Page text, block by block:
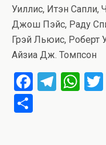
Уиллис, Итэн Сапли,
Джош Пэйс, Раду
Грэй Льюис, Роберт
Айзиа Дж. Томпсон
F
T
W